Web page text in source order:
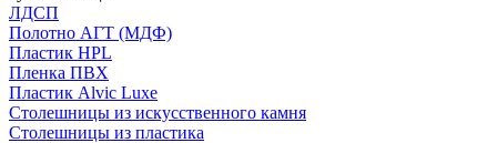
ЛДСП
Полотно АГТ (МДФ)
Пластик HPL
Пленка ПВХ
Пластик Alvic Luxe
Столешницы из искусственного камня
Столешницы из пластика